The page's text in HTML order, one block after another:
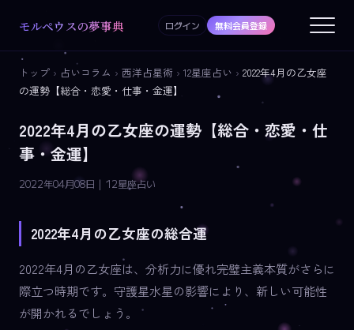
モルペウスの夢事典 ログイン 無料会員登録
トップ › 占いコラム › 西洋占星術 › 12星座占い › 2022年4月の乙女座
の運勢【総合・恋愛・仕事・金運】
2022年4月の乙女座の運勢【総合・恋愛・仕
事・金運】
2022年04月08日 | 12星座占い
2022年4月の乙女座の総合運
2022年4月の乙女座は、分析力に優れ完璧主義本質がさらに
際立つ時期です。守護星水星の影響により、新しい可能性
が開かれるでしょう。